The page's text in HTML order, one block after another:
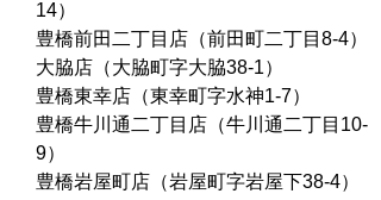
14）
豊橋前田二丁目店（前田町二丁目8-4）
大脇店（大脇町字大脇38-1）
豊橋東幸店（東幸町字水神1-7）
豊橋牛川通二丁目店（牛川通二丁目10-
9）
豊橋岩屋町店（岩屋町字岩屋下38-4）